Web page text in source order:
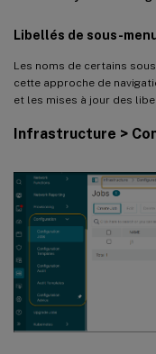
Libellés de sous-
Les noms de certains
cette approche de
et les mises à jour des
Infrastructure >